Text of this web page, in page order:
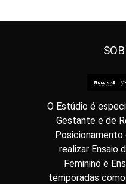
O Estúdio é
Gestante e de
realizar Ensaio
Feminino e
temporadas